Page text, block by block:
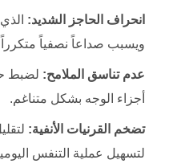
انحراف الحاجز الشديد:
ويسبب صداعاً نصفياً
عدم تناسق الملامح: لضبط
أجزاء الوجه بشكل متناغم.
تضخم القرنيات الأنفية:
لتسهيل عملية التنفس